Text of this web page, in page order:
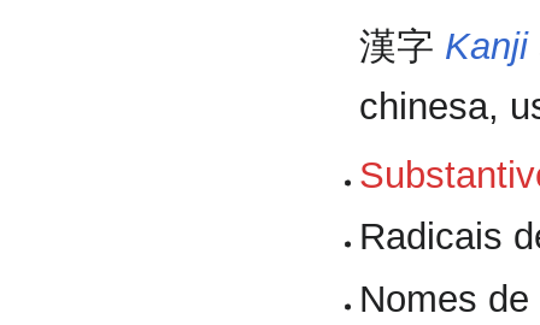
漢字 Kanji
chinesa,
Radicais
Nomes